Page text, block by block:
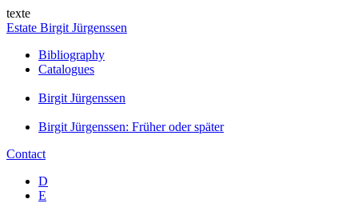
texte
Estate Birgit Jürgenssen
Bibliography
Catalogues
Birgit Jürgenssen
Birgit Jürgenssen: Früher oder später
Contact
D
E